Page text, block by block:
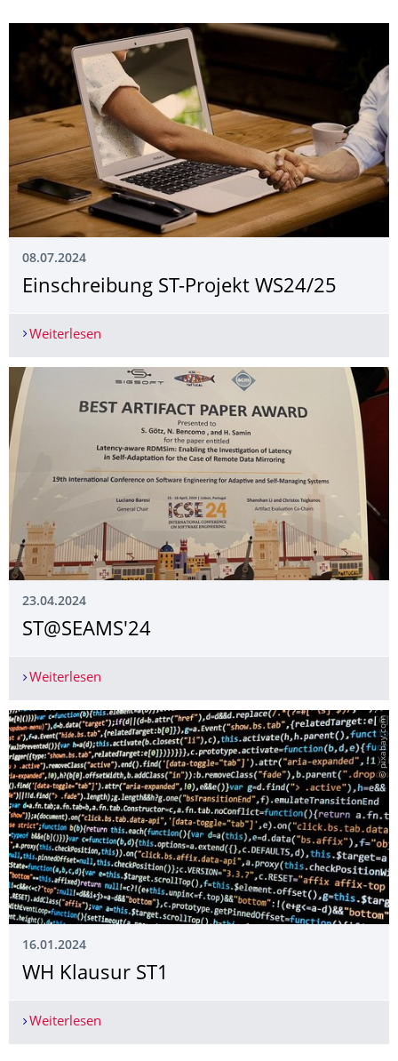
08.07.2024
Einschreibung ST-Projekt WS24/25
Weiterlesen
23.04.2024
ST@SEAMS'24
Weiterlesen
© pixabay.com
16.01.2024
WH Klausur ST1
Weiterlesen